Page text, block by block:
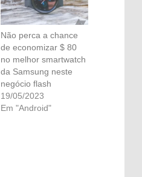
Não perca a chance
de economizar $ 80
no melhor smartwatch
da Samsung neste
negócio flash
19/05/2023
Em "Android"